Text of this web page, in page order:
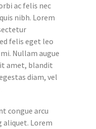
ac felis nec
nibh. Lorem
felis eget leo
Nullam augue
amet, blandit
diam, vel
congue arcu
aliquet. Lorem